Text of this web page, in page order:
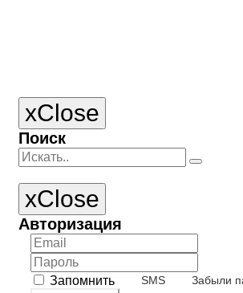
xClose
Поиск
xClose
Авторизация
Запомнить SMS Забыли